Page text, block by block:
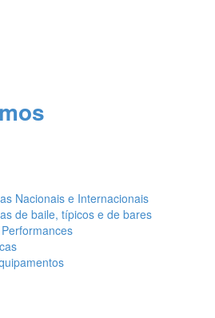
Nacionais e Internacionais
de baile, típicos e de bares